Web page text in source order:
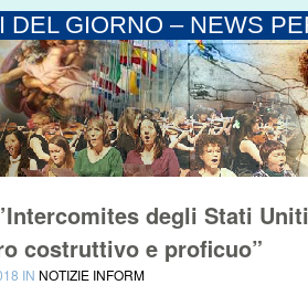
DEL GIORNO – NEWS
degli Stati
costruttivo e proficuo”
IN NOTIZIE INFORM